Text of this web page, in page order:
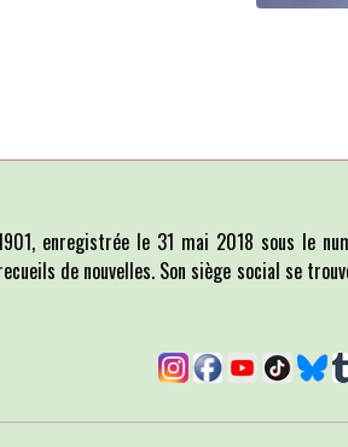
enregistrée le 31 mai 2018 sous le
de nouvelles. Son siège social se